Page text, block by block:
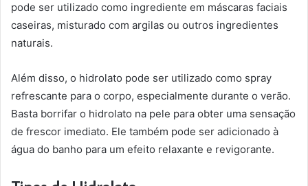
pode ser utilizado como ingrediente em máscaras faciais
caseiras, misturado com argilas ou outros ingredientes
naturais.
Além disso, o hidrolato pode ser utilizado como spray
refrescante para o corpo, especialmente durante o verão.
Basta borrifar o hidrolato na pele para obter uma sensação
de frescor imediato. Ele também pode ser adicionado à
água do banho para um efeito relaxante e revigorante.